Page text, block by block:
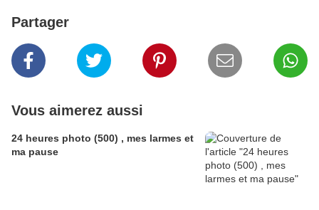
Partager
Vous aimerez aussi
24 heures photo (500) , mes larmes et
ma pause